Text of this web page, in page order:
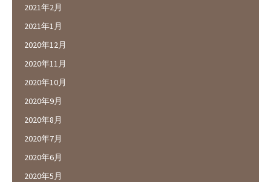
2021年2月
2021年1月
2020年12月
2020年11月
2020年10月
2020年9月
2020年8月
2020年7月
2020年6月
2020年5月